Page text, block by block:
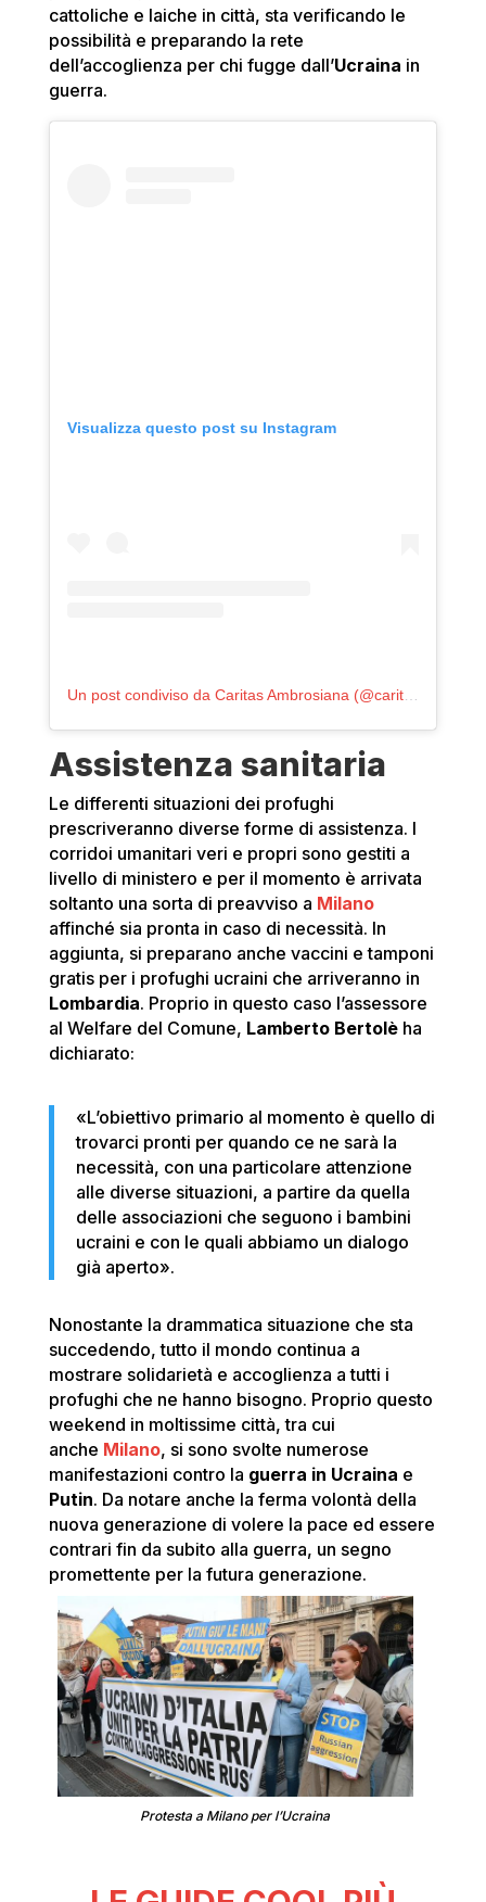
cattoliche e laiche in città, sta verificando le
possibilità e preparando la rete
dell’accoglienza per chi fugge dall’Ucraina in
guerra.
Visualizza questo post su Instagram
Un post condiviso da Caritas Ambrosiana (@caritasmilano)
Assistenza sanitaria
Le differenti situazioni dei profughi
prescriveranno diverse forme di assistenza. I
corridoi umanitari veri e propri sono gestiti a
livello di ministero e per il momento è arrivata
soltanto una sorta di preavviso a Milano
affinché sia pronta in caso di necessità. In
aggiunta, si preparano anche vaccini e tamponi
gratis per i profughi ucraini che arriveranno in
Lombardia. Proprio in questo caso l’assessore
al Welfare del Comune, Lamberto Bertolèha
dichiarato:
«L’obiettivo primario al momento è quello di
trovarci pronti per quando ce ne sarà la
necessità, con una particolare attenzione
alle diverse situazioni, a partire da quella
delle associazioni che seguono i bambini
ucraini e con le quali abbiamo un dialogo
già aperto».
Nonostante la drammatica situazione che sta
succedendo, tutto il mondo continua a
mostrare solidarietà e accoglienza a tutti i
profughi che ne hanno bisogno. Proprio questo
weekend in moltissime città, tra cui
anche Milano, si sono svolte numerose
manifestazioni contro la guerra in Ucraina e
Putin. Da notare anche la ferma volontà della
nuova generazione di volere la pace ed essere
contrari fin da subito alla guerra, un segno
promettente per la futura generazione.
Protesta a Milano per l’Ucraina